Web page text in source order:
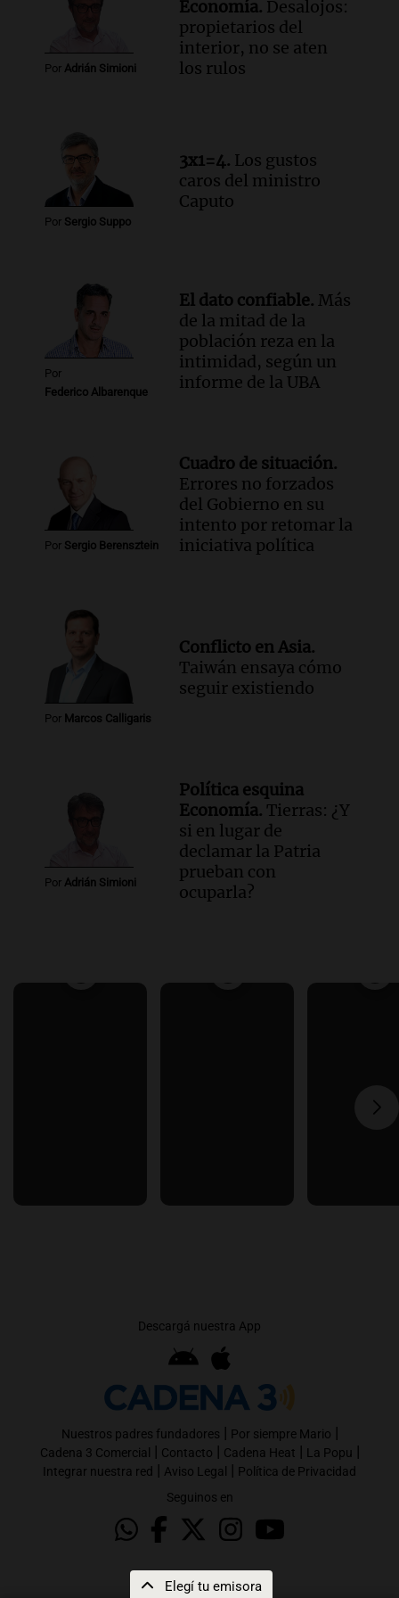
Elegí tu emisora
en CABA
Una mañana para todos
Episodios
Una mañana para todos
Episodios
Audio.Chile planteó mejorar la
conectividad fronteriza, aérea y digital
con Jujuy
Por Adrián Simioni
Economía. Desalojos:
propietarios del
interior, no se aten
los rulos
Por Sergio Suppo
3x1=4. Los gustos
caros del ministro
Caputo
Por
Federico Albarenque
El dato confiable. Más
de la mitad de la
población reza en la
intimidad, según un
informe de la UBA
Por Sergio Berensztein
Cuadro de situación.
Errores no forzados
del Gobierno en su
intento por retomar la
iniciativa política
Por Marcos Calligaris
Conflicto en Asia.
Taiwán ensaya cómo
seguir existiendo
Por Adrián Simioni
Política esquina
Economía. Tierras: ¿Y
si en lugar de
declamar la Patria
prueban con
ocuparla?
Descargá nuestra App
Nuestros padres fundadores | Por siempre Mario |
Cadena 3 Comercial | Contacto | Cadena Heat | La Popu |
Integrar nuestra red | Aviso Legal | Política de Privacidad
Seguinos en